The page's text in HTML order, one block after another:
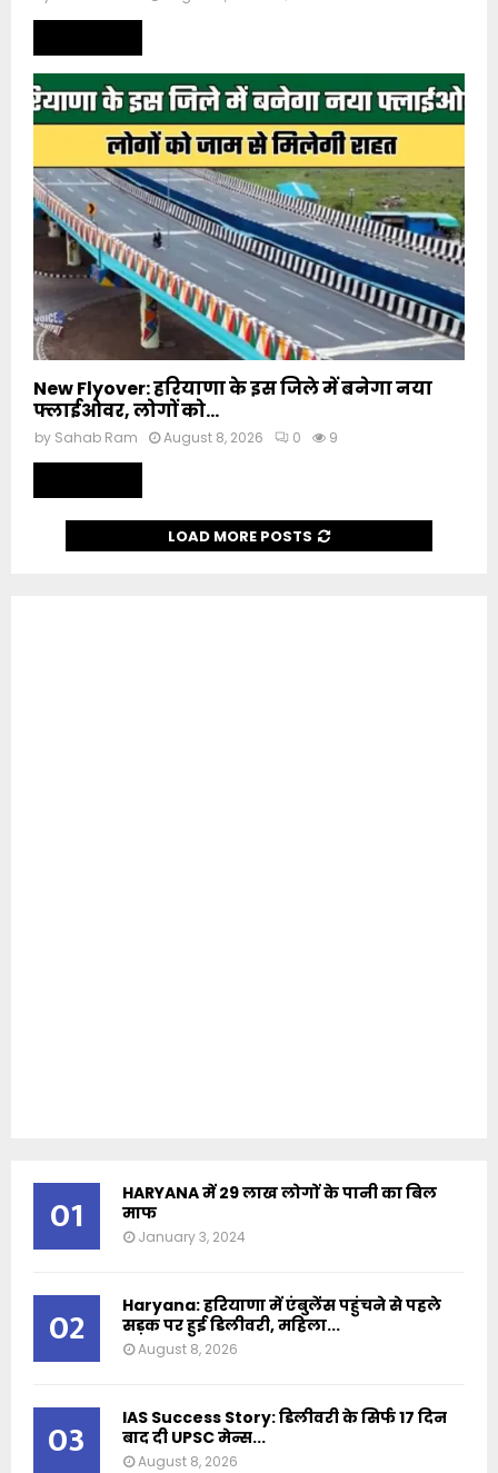
New Flyover: हरियाणा के इस जिले में बनेगा नया
फ्लाईओवर, लोगों को...
by Sahab Ram August 8, 2026 0 9
LOAD MORE POSTS
01
HARYANA में 29 लाख लोगों के पानी का बिल
माफ
January 3, 2024
02
Haryana: हरियाणा में एंबुलेंस पहुंचने से पहले
सड़क पर हुई डिलीवरी, महिला...
August 8, 2026
03
IAS Success Story: डिलीवरी के सिर्फ 17 दिन
बाद दी UPSC मेन्स...
August 8, 2026